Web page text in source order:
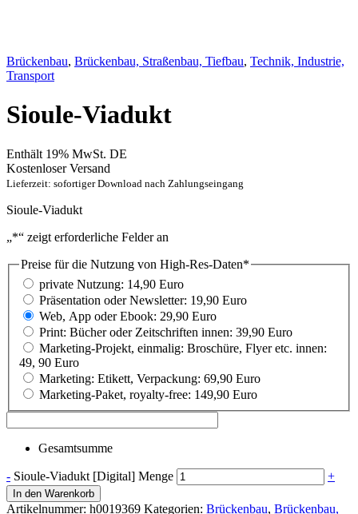
Brückenbau, Brückenbau, Straßenbau, Tiefbau, Technik, Industrie,
Transport
Sioule-Viadukt
Enthält 19% MwSt. DE
Kostenloser Versand
Lieferzeit: sofortiger Download nach Zahlungseingang
Sioule-Viadukt
„*“ zeigt erforderliche Felder an
Preise für die Nutzung von High-Res-Daten*
private Nutzung: 14,90 Euro
Präsentation oder Newsletter: 19,90 Euro
Web, App oder Ebook: 29,90 Euro
Print: Bücher oder Zeitschriften innen: 39,90 Euro
Marketing-Projekt, einmalig: Broschüre, Flyer etc. innen:
49, 90 Euro
Marketing: Etikett, Verpackung: 69,90 Euro
Marketing-Paket, royalty-free: 149,90 Euro
Gesamtsumme
- Sioule-Viadukt [Digital] Menge +
In den Warenkorb
Artikelnummer: h0019369 Kategorien: Brückenbau, Brückenbau,